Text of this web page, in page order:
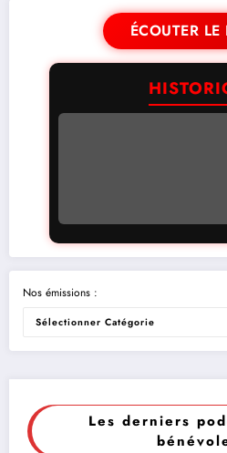
ÉCOUTER LE
Nos émissions :
Les derniers